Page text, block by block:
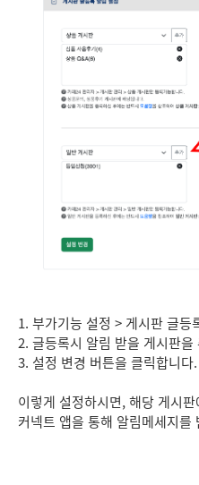
1. 부가기능 설정 > 게시판 글
2. 글등록시 알림 받을 게시판을
3. 설정 변경 버튼을 클릭합니다.
이렇게 설정하시면, 해당 게시
커넥트 앱을 통해 알림메세지를